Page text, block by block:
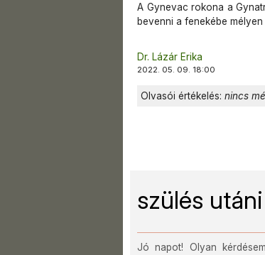
A Gynevac rokona a
bevenni a fenekébe
Dr. Lázár Erika
2022. 05. 09. 18:00
Olvasói értékelés: nincs
szülés
Jó napot! Olyan